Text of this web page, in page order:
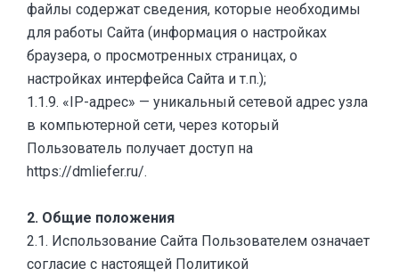
файлы содержат сведения, которые необходимы
для работы Сайта (информация о настройках
браузера, о просмотренных страницах, о
настройках интерфейса Сайта и т.п.);
1.1.9. «IP-адрес» — уникальный сетевой адрес узла
в компьютерной сети, через который
Пользователь получает доступ на
https://dmliefer.ru/.
2. Общие положения
2.1. Использование Сайта Пользователем означает
согласие с настоящей Политикой